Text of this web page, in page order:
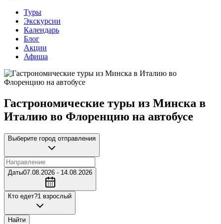
Туры
Экскурсии
Календарь
Блог
Акции
Афиша
Гастрономические туры из Минска в
Италию во Флоренцию на автобусе
Выберите город отправления
Даты07.08.2026 - 14.08.2026
Кто едет?1 взрослый
Найти